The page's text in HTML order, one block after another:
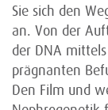
Sie sich den
an. Von der
der DNA
prägnanten
Den Film und